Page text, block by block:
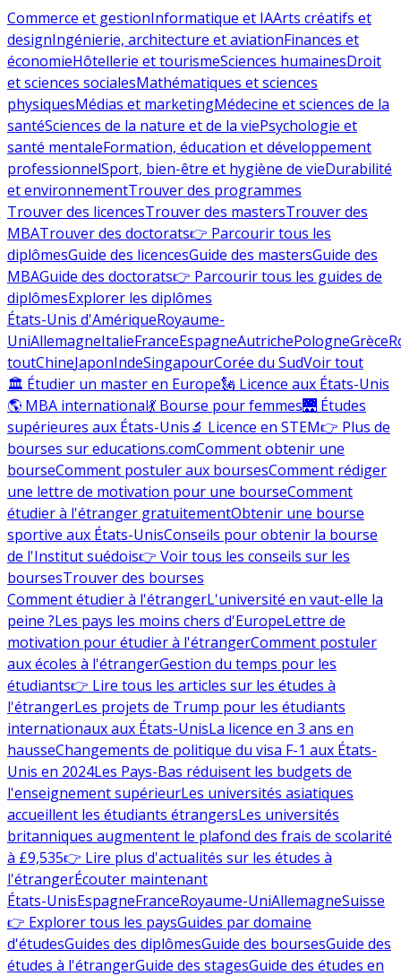
Commerce et gestionInformatique et IAArts créatifs et
designIngénierie, architecture et aviationFinances et
économieHôtellerie et tourismeSciences humainesDroit
et sciences socialesMathématiques et sciences
physiquesMédias et marketingMédecine et sciences de la
santéSciences de la nature et de la viePsychologie et
santé mentaleFormation, éducation et développement
professionnelSport, bien-être et hygiène de vieDurabilité
et environnementTrouver des programmes
Trouver des licencesTrouver des mastersTrouver des
MBATrouver des doctorats👉 Parcourir tous les
diplômesGuide des licencesGuide des mastersGuide des
MBAGuide des doctorats👉 Parcourir tous les guides de
diplômesExplorer les diplômes
États-Unis d'AmériqueRoyaume-
UniAllemagneItalieFranceEspagneAutrichePologneGrèce
toutChineJaponIndeSingapourCorée du SudVoir tout
🏛 Étudier un master en Europe🗽 Licence aux États-Unis
🌎 MBA international💃 Bourse pour femmes🌉 Études
supérieures aux États-Unis🔬 Licence en STEM👉 Plus de
bourses sur educations.comComment obtenir une
bourseComment postuler aux boursesComment rédiger
une lettre de motivation pour une bourseComment
étudier à l'étranger gratuitementObtenir une bourse
sportive aux États-UnisConseils pour obtenir la bourse
de l'Institut suédois👉 Voir tous les conseils sur les
boursesTrouver des bourses
Comment étudier à l'étrangerL'université en vaut-elle la
peine ?Les pays les moins chers d'EuropeLettre de
motivation pour étudier à l'étrangerComment postuler
aux écoles à l'étrangerGestion du temps pour les
étudiants👉 Lire tous les articles sur les études à
l'étrangerLes projets de Trump pour les étudiants
internationaux aux États-UnisLa licence en 3 ans en
hausseChangements de politique du visa F-1 aux États-
Unis en 2024Les Pays-Bas réduisent les budgets de
l'enseignement supérieurLes universités asiatiques
accueillent les étudiants étrangersLes universités
britanniques augmentent le plafond des frais de scolarité
à £9,535👉 Lire plus d'actualités sur les études à
l'étrangerÉcouter maintenant
États-UnisEspagneFranceRoyaume-UniAllemagneSuisse
👉 Explorer tous les paysGuides par domaine
d'étudesGuides des diplômesGuide des boursesGuide des
études à l'étrangerGuide des stagesGuide des études en